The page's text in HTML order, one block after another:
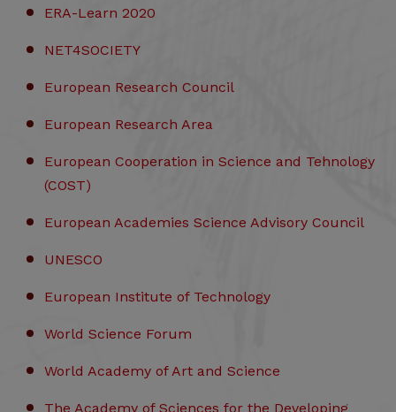
ERA-Learn 2020
NET4SOCIETY
European Research Council
European Research Area
European Cooperation in Science and Tehnology
(COST)
European Academies Science Advisory Council
UNESCO
European Institute of Technology
World Science Forum
World Academy of Art and Science
The Academy of Sciences for the Developing